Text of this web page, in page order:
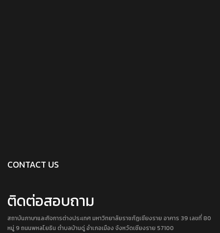
CONTACT US
ติดต่อสอบถาม
สถาบันภาษาและกิจการต่างประเทศ มหาวิทยาลัยราชภัฏเชียงราย อาคาร 39 เลขที่ 80
หมู่ 9 ถนนพหลโยธิน ตำบลบ้านดู่ อำเภอเมือง จังหวัดเชียงราย 57100